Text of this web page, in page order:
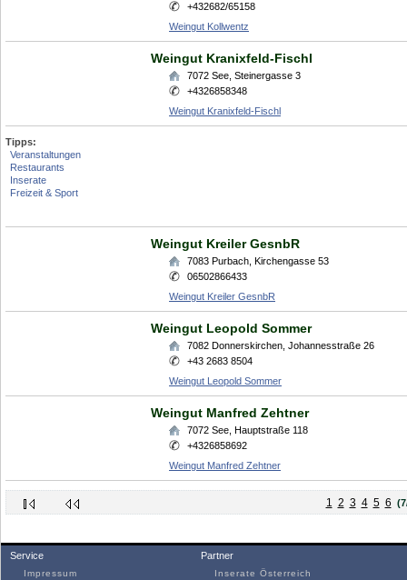
+432682/65158
Weingut Kollwentz
Weingut Kranixfeld-Fischl
7072 See Steinergasse 3
+4326858348
Weingut Kranixfeld-Fischl
Tipps:
Veranstaltungen
Restaurants
Inserate
Freizeit & Sport
Weingut Kreiler GesnbR
7083 Purbach Kirchengasse 53
06502866433
Weingut Kreiler GesnbR
Weingut Leopold Sommer
7082 Donnerskirchen Johannesstraße 26
+43 2683 8504
Weingut Leopold Sommer
Weingut Manfred Zehtner
7072 See Hauptstraße 118
+4326858692
Weingut Manfred Zehtner
1 2 3 4 5 6
Service
Impressum
Partner
Inserate Österreich